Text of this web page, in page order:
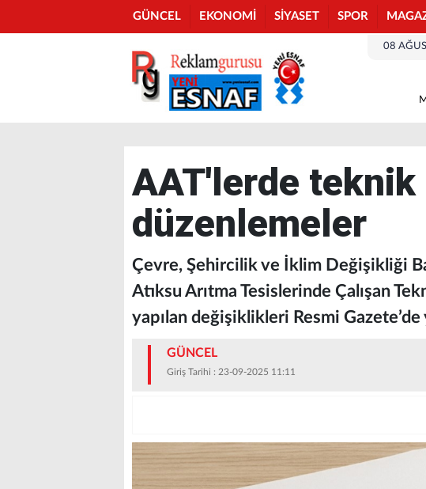
GÜNCEL EKONOMİ SİYASET SPOR
08
AAT'lerde
düzenlemeler
Çevre, Şehircilik ve İklim Değişikliği
Atıksu Arıtma Tesislerinde Çalışan
yapılan değişiklikleri Resmi Gazete’de
GÜNCEL
Giriş Tarihi : 23-09-2025 11:11